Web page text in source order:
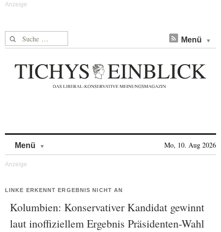
Suche nach: Menü
Menü Mo, 10. Aug 2026
LINKE ERKENNT ERGEBNIS NICHT AN
Kolumbien: Konservativer Kandidat gewinnt
laut inoffiziellem Ergebnis Präsidenten-Wahl